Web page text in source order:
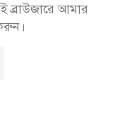
ব্রাউজারে আমার